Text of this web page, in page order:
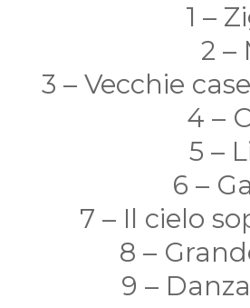
1 –
2 –
3 – Vecchie
4 –
5 –
6 –
7 – Il cielo
8 –
9 –